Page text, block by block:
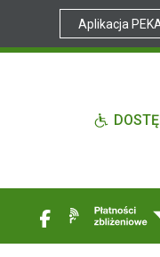
Aplikacja